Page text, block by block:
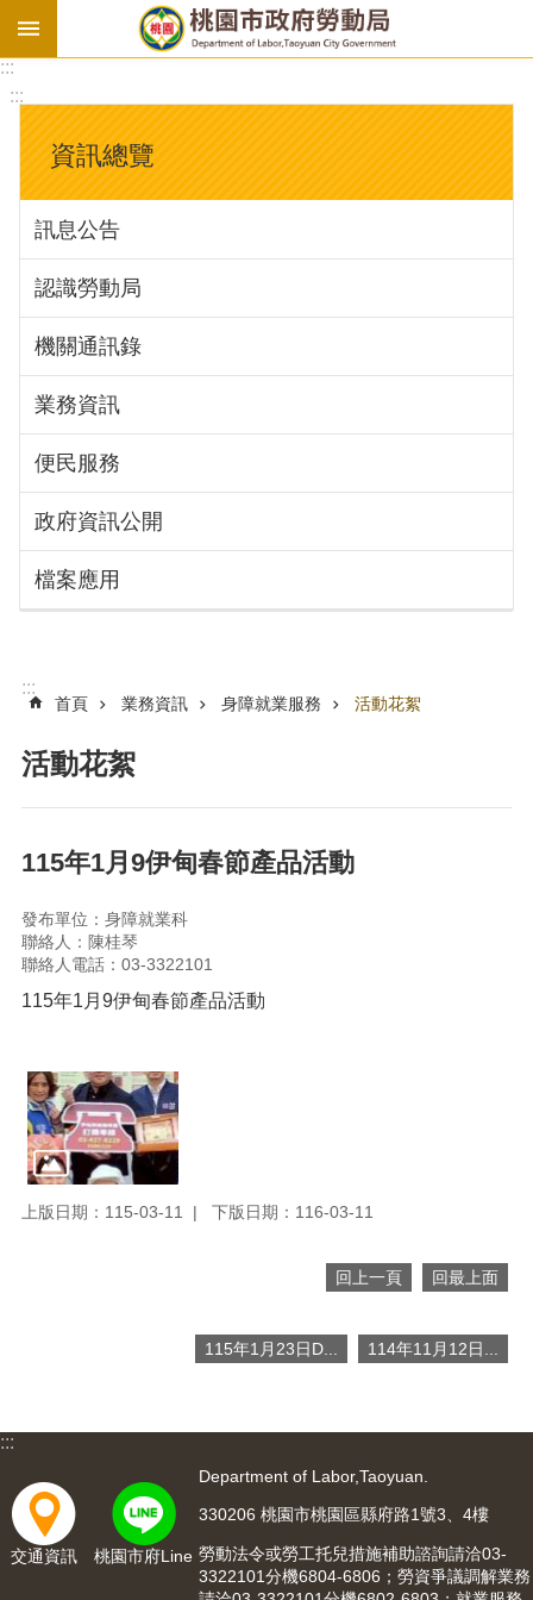
基
法
勞
資
會
庇
護
工
場
進
訊
息
公
識
動
局
通
錄
業
務
便
民
服
務
政
應
回
首
頁
:::
:::
資訊總覽
訊息公告
認識勞動局
機關通訊錄
業務資訊
便民服務
政府資訊公開
檔案應用
:::
首頁 業務資訊 身障就業服務 活動花絮
活動花絮
115年1月9伊甸春節產品活動
發布單位：身障就業科
聯絡人：陳桂琴
聯絡人電話：03-3322101
115年1月9伊甸春節產品活動
上版日期：115-03-11 下版日期：116-03-11
回上一頁 回最上面
115年1月23日D... 114年11月12日...
:::
交通資訊 桃園市府Line
Department of Labor,Taoyuan.
330206 桃園市桃園區縣府路1號3、4樓
勞動法令或勞工托兒措施補助諮詢請洽03-
3322101分機6804-6806；勞資爭議調解業務